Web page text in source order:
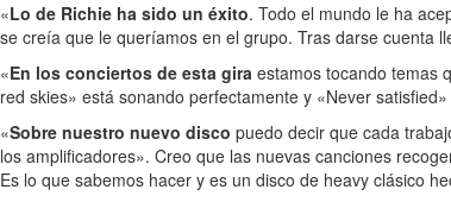
«Lo de Richie ha sido un éxito. Todo el mundo le ha
se creía que le queríamos en el grupo. Tras darse cuenta
«En los conciertos de esta gira estamos tocando temas
red skies» está sonando perfectamente y «Never
«Sobre nuestro nuevo disco puedo decir que cada
los amplificadores». Creo que las nuevas canciones
Es lo que sabemos hacer y es un disco de heavy clásico